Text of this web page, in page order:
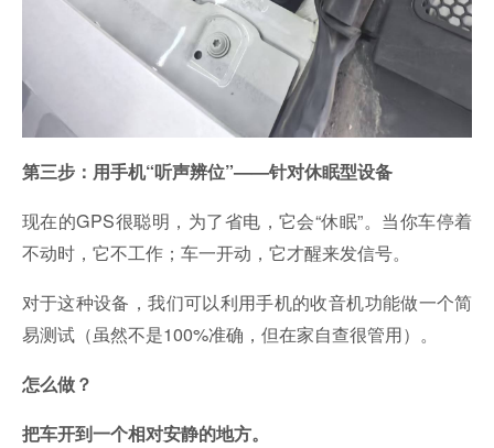
第三步：用手机“听声辨位”——针对休眠型设备
现在的GPS很聪明，为了省电，它会“休眠”。当你车停着
不动时，它不工作；车一开动，它才醒来发信号。
对于这种设备，我们可以利用手机的收音机功能做一个简
易测试（虽然不是100%准确，但在家自查很管用）。
怎么做？
把车开到一个相对安静的地方。